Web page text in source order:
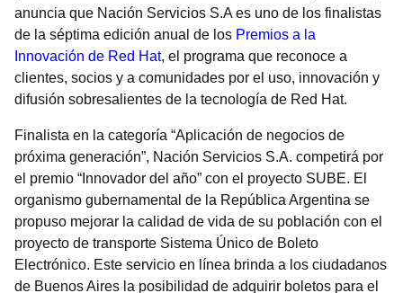
anuncia que Nación Servicios S.A es uno de los finalistas
de la séptima edición anual de los Premios a la
Innovación de Red Hat, el programa que reconoce a
clientes, socios y a comunidades por el uso, innovación y
difusión sobresalientes de la tecnología de Red Hat.
Finalista en la categoría “Aplicación de negocios de
próxima generación”, Nación Servicios S.A. competirá por
el premio “Innovador del año” con el proyecto SUBE. El
organismo gubernamental de la República Argentina se
propuso mejorar la calidad de vida de su población con el
proyecto de transporte Sistema Único de Boleto
Electrónico. Este servicio en línea brinda a los ciudadanos
de Buenos Aires la posibilidad de adquirir boletos para el